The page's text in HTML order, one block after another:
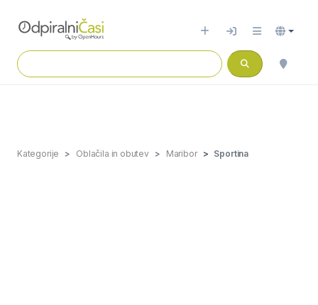
Kategorije Oblačila in obutev Maribor Sportina